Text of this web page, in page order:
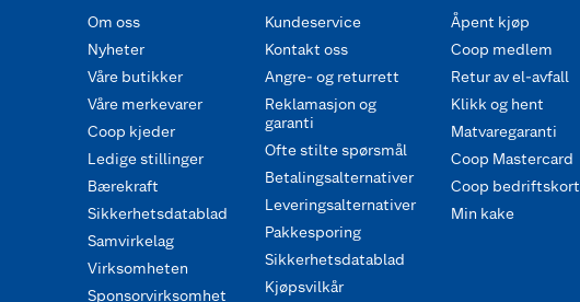
Om oss
Nyheter
Våre butikker
Våre merkevarer
Coop kjeder
Ledige stillinger
Bærekraft
Sikkerhetsdatablad
Samvirkelag
Virksomheten
Sponsorvirksomhet
Kundeservice
Kontakt oss
Angre- og returrett
Reklamasjon og
garanti
Ofte stilte spørsmål
Betalingsalternativer
Leveringsalternativer
Pakkesporing
Sikkerhetsdatablad
Kjøpsvilkår
Åpent kjøp
Coop medlem
Retur av el-avfall
Klikk og hent
Matvaregaranti
Coop Mastercard
Coop bedriftskort
Min kake